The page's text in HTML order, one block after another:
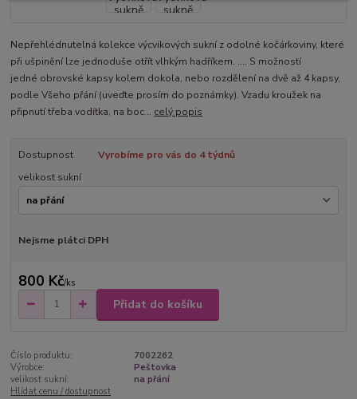
Nepřehlédnutelná kolekce výcvikových sukní z odolné kočárkoviny, které
při ušpinění lze jednoduše otřít vlhkým hadříkem. .... S možností
jedné obrovské kapsy kolem dokola, nebo rozdělení na dvě až 4 kapsy,
podle Všeho přání (uveďte prosím do poznámky). Vzadu kroužek na
připnutí třeba vodítka, na boc... celý popis
Dostupnost
Vyrobíme pro vás do 4 týdnů
velikost sukní
Nejsme plátci DPH
800 Kč/ks
Přidat do košíku
Číslo produktu:
7002262
Výrobce:
Peštovka
velikost sukní:
na přání
Hlídat cenu / dostupnost